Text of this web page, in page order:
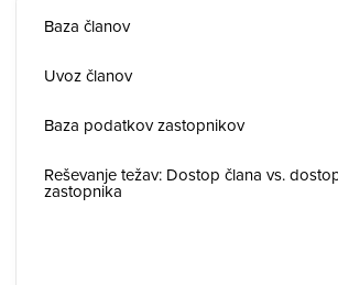
Baza članov
Uvoz članov
Baza podatkov zastopnikov
Reševanje težav: Dostop člana vs.
zastopnika